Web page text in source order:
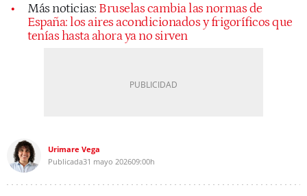
Más noticias: Bruselas cambia las normas de
España: los aires acondicionados y frigoríficos que
tenías hasta ahora ya no sirven
Urimare Vega
Publicada31 mayo 202609:00h